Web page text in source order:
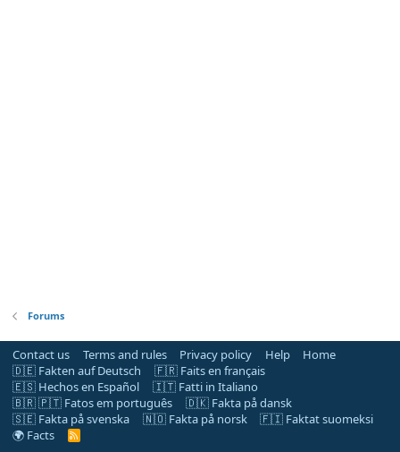
Forums
Contact us Terms and rules Privacy policy Help
Home
🇩🇪 Fakten auf Deutsch
🇫🇷 Faits en français
🇪🇸 Hechos en Español
🇮🇹 Fatti in Italiano
🇧🇷 🇵🇹 Fatos em português
🇩🇰 Fakta på dansk
🇸🇪 Fakta på svenska
🇳🇴 Fakta på norsk
🇫🇮 Faktat suomeksi
🌍 Facts
R